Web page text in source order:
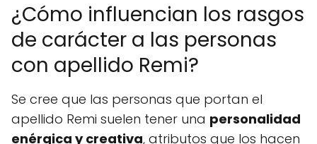
¿Cómo influencian los rasgos
de carácter a las personas
con apellido Remi?
Se cree que las personas que portan el
apellido Remi suelen tener una personalidad
enérgica y creativa, atributos que los hacen